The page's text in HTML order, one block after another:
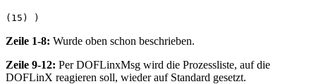
(15) )
Zeile 1-8: Wurde oben schon beschrieben.
Zeile 9-12: Per DOFLinxMsg wird die Prozessliste, auf die
DOFLinX reagieren soll, wieder auf Standard gesetzt.